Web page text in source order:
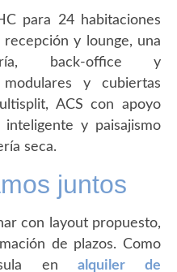
para 24 habitaciones
y lounge, una
back-office y
modulares y cubiertas
ACS con apoyo
y paisajismo
seca.
juntos
con layout propuesto,
de plazos. Como
enalquiler de